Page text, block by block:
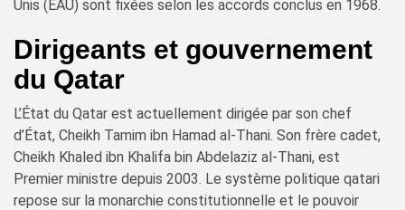
Unis (EAU) sont fixées selon les accords conclus en 1968.
Dirigeants et gouvernement
du Qatar
L’État du Qatar est actuellement dirigée par son chef
d’État, Cheikh Tamim ibn Hamad al-Thani. Son frère cadet,
Cheikh Khaled ibn Khalifa bin Abdelaziz al-Thani, est
Premier ministre depuis 2003. Le système politique qatari
repose sur la monarchie constitutionnelle et le pouvoir